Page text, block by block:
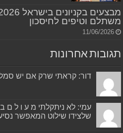
משתלם וטיפים לחיסכון
11/06/2026
תגובות אחרונות
דור: קראתי שרק אם יש
עמי: לא ניתקלתי מ ע ו ל ם
שלצידו שילוט המאפשר